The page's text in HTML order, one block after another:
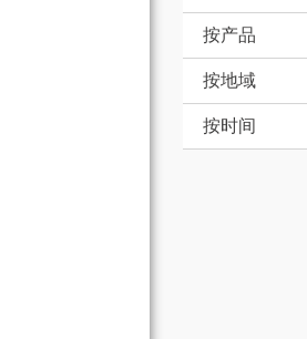
按产品
按地域
按时间